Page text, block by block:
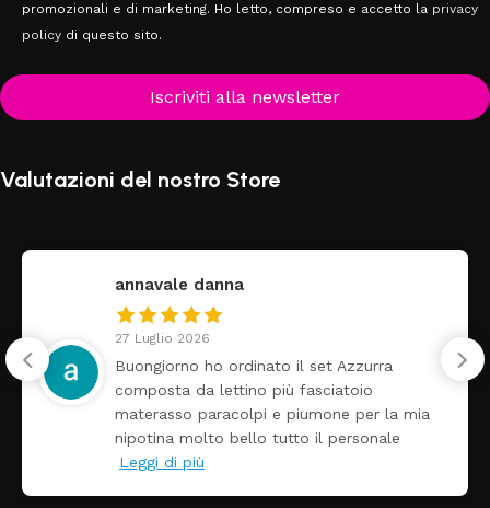
promozionali e di marketing. Ho letto, compreso e accetto la privacy
policy di questo sito.
Iscriviti alla newsletter
Valutazioni del nostro Store
annavale danna
27 Luglio 2026
Buongiorno ho ordinato il set Azzurra
composta da lettino più fasciatoio
materasso paracolpi e piumone per la mia
nipotina molto bello tutto il personale
Leggi di più